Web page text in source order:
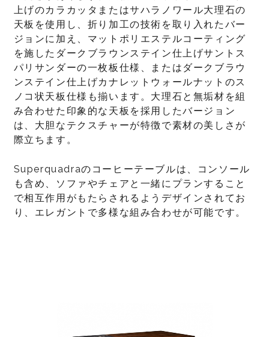
上げのカラカッタまたはサハラノワール大理石の
天板を使用し、折り加工の技術を取り入れたバー
ジョンに加え、マットポリエステルコーティング
を施したダークブラウンステイン仕上げサントス
パリサンダーの一枚板仕様、またはダークブラウ
ンステイン仕上げカナレットウォールナットのス
ノコ状天板仕様も揃います。大理石と無垢材を組
み合わせた印象的な天板を採用したバージョン
は、大胆なテクスチャーが特徴で素材の美しさが
際立ちます。
Superquadraのコーヒーテーブルは、コンソール
も含め、ソファやチェアと一緒にプランすること
で相互作用がもたらされるようデザインされてお
り、エレガントで多様な組み合わせが可能です。